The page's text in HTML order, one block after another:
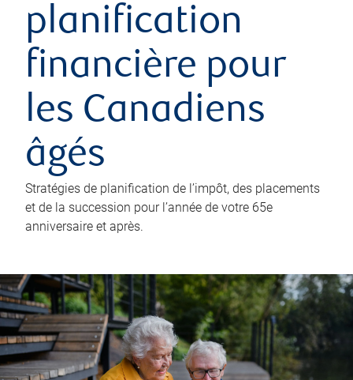
planification
financière pour
les Canadiens
âgés
Stratégies de planification de l’impôt, des placements
et de la succession pour l’année de votre 65e
anniversaire et après.